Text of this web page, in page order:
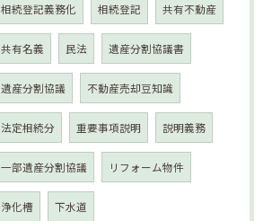
相続登記義務化 相続登記 共有不動産
共有名義 民法 遺産分割協議書
遺産分割協議 不動産売却豆知識
法定相続分 重要事項説明 説明義務
一部遺産分割協議 リフォーム物件
浄化槽 下水道